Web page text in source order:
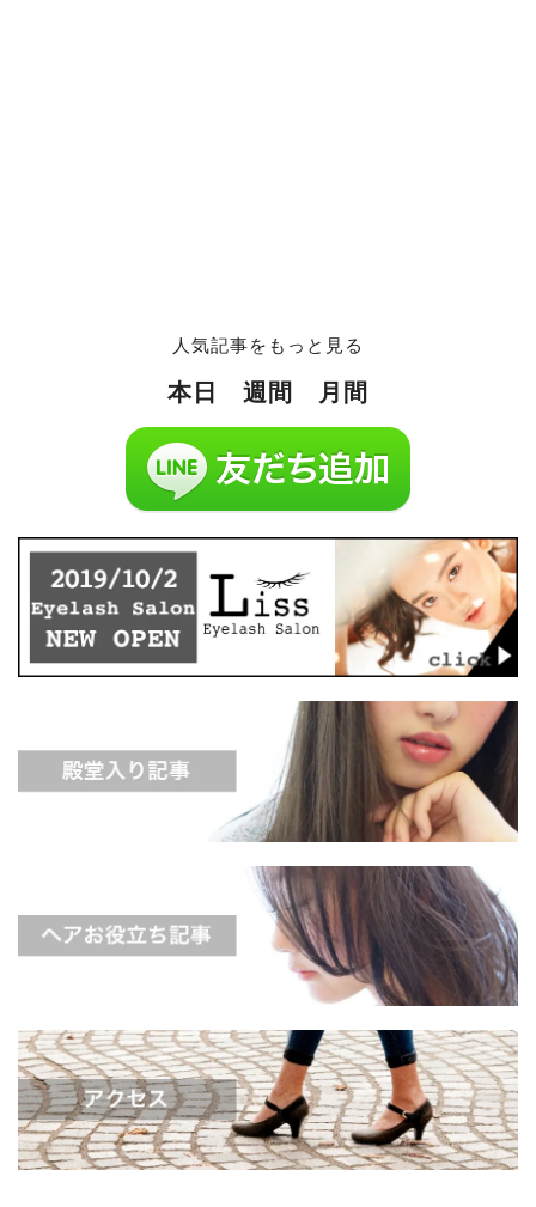
人気記事をもっと見る
本日 週間 月間